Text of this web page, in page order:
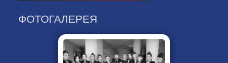
ФОТОГАЛЕРЕЯ